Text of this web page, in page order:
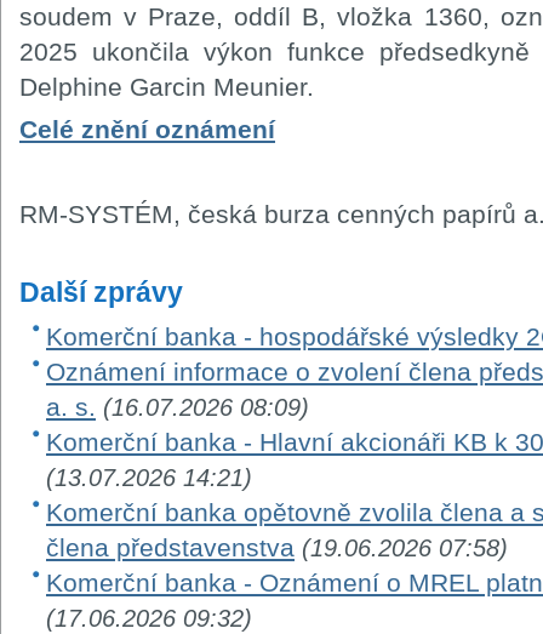
soudem v Praze, oddíl B, vložka 1360,
2025 ukončila výkon funkce
Delphine Garcin Meunier.
Celé znění oznámení
RM-SYSTÉM, česká burza cenných papírů
Další zprávy
Komerční banka - hospodářské výsledky
Oznámení informace o zvolení člena
a. s. (16.07.2026 08:09)
Komerční banka - Hlavní akcionáři KB k
(13.07.2026 14:21)
Komerční banka opětovně zvolila člena a
člena představenstva (19.06.2026 07:58)
Komerční banka - Oznámení o MREL
(17.06.2026 09:32)